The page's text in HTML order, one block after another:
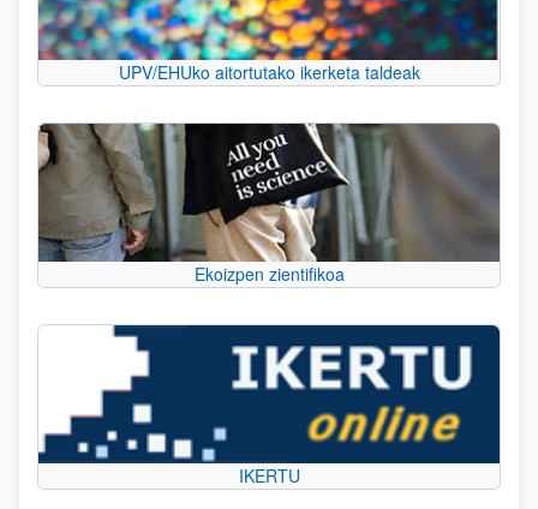
UPV/EHUko aitortutako ikerketa taldeak
Ekoizpen zientifikoa
IKERTU